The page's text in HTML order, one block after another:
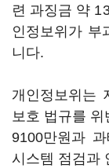
련 과징금 약
인정보위가 부
니다.
개인정보위는
보호 법규를
9100만원과
시스템 점검과